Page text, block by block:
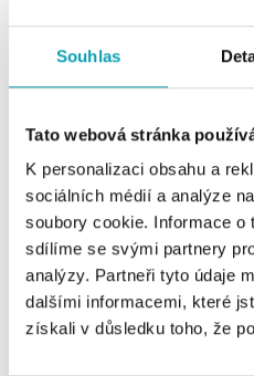
Souhlas
Tato webová stránka
K personalizaci obsahu a
sociálních médií a analýze
soubory cookie. Informace o
sdílíme se svými partnery
analýzy. Partneři tyto údaje
dalšími informacemi, které
získali v důsledku toho, že
V katalógu nie sú žiadne
Prihlásenie k